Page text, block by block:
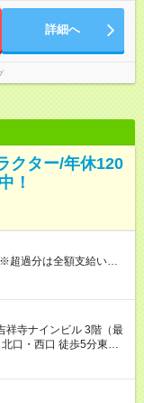
あります。 雇用形態：
円以上 上記額にはみ
支給いたします。 みな
12ヶ月間）も、試用期
員も多くいます◎
詳細へ
クター/年休120
！
過分は全額支給いたし
し残業時間 30時間／月
超過分は全額支給しま
/労働時要件は同条件）
目 年代：30代
×12か月＋賞与） 備
クト開発へ貢献 ■OL
000円（＝基本給×12か
バル事業への貢献手当
祥寺ナインビル 3階（最
口・西口 徒歩5分東京
4分JR中央線、総武線
浜田山駅」徒歩3分JR
駅」北口徒歩1分＊全国